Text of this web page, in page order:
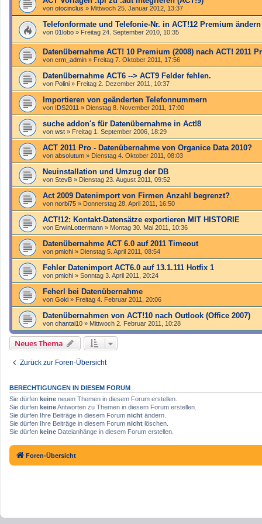
von otocinclus » Mittwoch 25. Januar 2012, 13:37
Telefonformate und Telefonie-Nr. in ACT!12 Premium ändern
von 01lobo » Freitag 24. September 2010, 10:35
Datenübernahme ACT! 10 Premium (2008) nach ACT! 2011
von crm_admin » Freitag 7. Oktober 2011, 17:56
Datenübernahme ACT6 --> ACT9 Felder fehlen.
von Polini » Freitag 2. Dezember 2011, 10:37
Importieren von geänderten Telefonnummern
von IDS2011 » Dienstag 8. November 2011, 17:00
suche addon's für Datenübernahme in Act!8
von wst » Freitag 1. September 2006, 18:29
ACT 2011 Pro - Datenübernahme von Organice Data 2010?
von absolutum » Dienstag 4. Oktober 2011, 08:03
Neuinstallation und Umzug der DB
von StevB » Dienstag 23. August 2011, 09:52
Act 2009 Datenimport von Firmen Anzahl begrenzt?
von norbi75 » Donnerstag 28. April 2011, 16:50
ACT!12: Kontakt-Datensätze exportieren MIT HISTORIE
von ErwinLottermann » Montag 30. Mai 2011, 10:36
Datenübernahme ACT 6.0 auf 2011 Timeout
von pmichi » Dienstag 5. April 2011, 08:54
Fehler Datenimport ACT6.0 auf 13.1.111 Hotfix 1
von pmichi » Sonntag 3. April 2011, 20:24
Feherl bei Datenübernahme
von Goki » Freitag 4. Februar 2011, 20:06
Datenübernahmen von ACT!10 nach Outlook (Office 2007)
von chantal10 » Mittwoch 2. Februar 2011, 10:28
Neues Thema
Zurück zur Foren-Übersicht
BERECHTIGUNGEN IN DIESEM FORUM
Sie dürfen keine neuen Themen in diesem Forum erstellen.
Sie dürfen keineAntworten zu Themen in diesem Forum erstellen.
Sie dürfen Ihre Beiträge in diesem Forum nicht ändern.
Sie dürfen Ihre Beiträge in diesem Forum nicht löschen.
Sie dürfen keine Dateianhänge in diesem Forum erstellen.
Foren-Übersicht